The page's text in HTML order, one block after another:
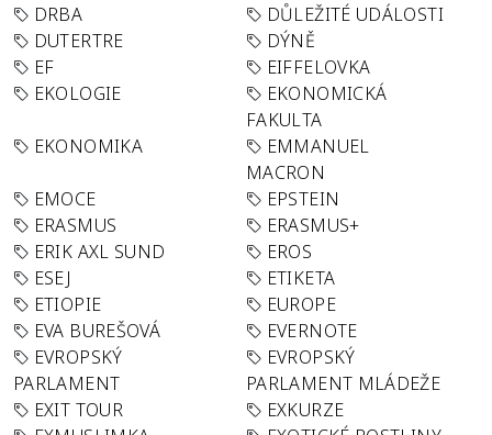
DRBA
DŮLEŽITÉ UDÁLOSTI
DUTERTRE
DÝNĚ
EF
EIFFELOVKA
EKOLOGIE
EKONOMICKÁ
FAKULTA
EKONOMIKA
EMMANUEL
MACRON
EMOCE
EPSTEIN
ERASMUS
ERASMUS+
ERIK AXL SUND
EROS
ESEJ
ETIKETA
ETIOPIE
EUROPE
EVA BUREŠOVÁ
EVERNOTE
EVROPSKÝ
PARLAMENT
EVROPSKÝ
PARLAMENT MLÁDEŽE
EXIT TOUR
EXKURZE